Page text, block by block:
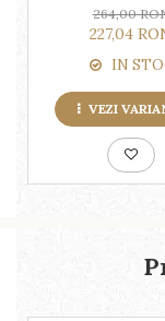
264,00
227,04
IN
VEZI